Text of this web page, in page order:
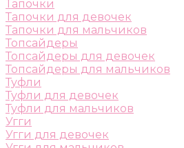
Тапочки
Тапочки для девочек
Тапочки для мальчиков
Топсайдеры
Топсайдеры для девочек
Топсайдеры для мальчиков
Туфли
Туфли для девочек
Туфли для мальчиков
Угги
Угги для девочек